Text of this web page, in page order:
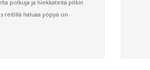
polkuja ja hiekkateitä pitkin
reitillä haluaa yöpyä on